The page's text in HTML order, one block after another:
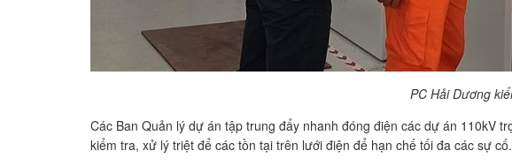
PC Hải Dương
Các Ban Quản lý dự án tập trung đẩy nhanh đóng điện các dự án 110kV
kiểm tra, xử lý triệt để các tồn tại trên lưới điện để hạn chế tối đa các sự cố.